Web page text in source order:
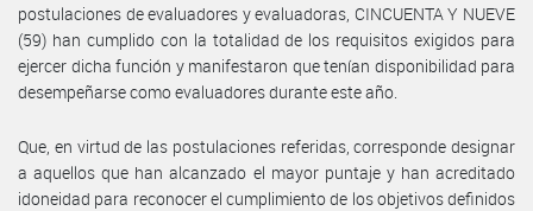
postulaciones de evaluadores y evaluadoras, CINCUENTA Y NUEVE
(59) han cumplido con la totalidad de los requisitos exigidos para
ejercer dicha función y manifestaron que tenían disponibilidad para
desempeñarse como evaluadores durante este año.
Que, en virtud de las postulaciones referidas, corresponde designar
a aquellos que han alcanzado el mayor puntaje y han acreditado
idoneidad para reconocer el cumplimiento de los objetivos definidos